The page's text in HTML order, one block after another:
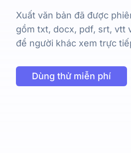
Xuất văn bản đã được
gồm txt, docx, pdf, srt, vtt
để người khác xem trực
Dùng thử miễn phí